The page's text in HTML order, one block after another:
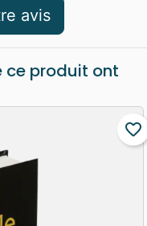
avis
ce produit ont
favorite_border